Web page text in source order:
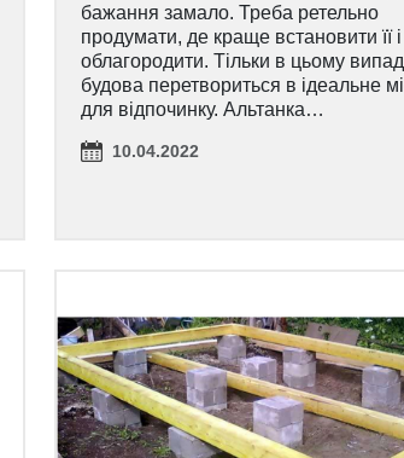
бажання замало. Треба ретельно
продумати, де краще встановити її
облагородити. Тільки в цьому
будова перетвориться в ідеальне
для відпочинку. Альтанка…
10.04.2022